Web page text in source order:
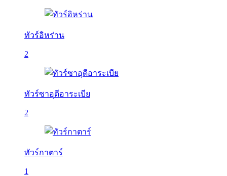
ทัวร์อิหร่าน
2
ทัวร์ซาอุดีอาระเบีย
2
ทัวร์กาตาร์
1